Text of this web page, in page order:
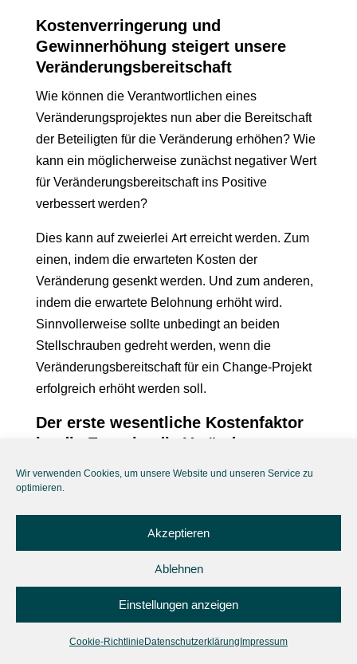
Wir verwenden Cookies, um unsere Website und unseren Service zu
optimieren.
Akzeptieren
Ablehnen
Einstellungen anzeigen
Cookie-RichtlinieDatenschutzerklärungImpressum
Kostenverringerung und
Gewinnerhöhung steigert unsere
Veränderungsbereitschaft
Wie können die Verantwortlichen eines
Veränderungsprojektes nun aber die Bereitschaft
der Beteiligten für die Veränderung erhöhen? Wie
kann ein möglicherweise zunächst negativer Wert
für Veränderungsbereitschaft ins Positive
verbessert werden?
Dies kann auf zweierlei Art erreicht werden. Zum
einen, indem die erwarteten Kosten der
Veränderung gesenkt werden. Und zum anderen,
indem die erwartete Belohnung erhöht wird.
Sinnvollerweise sollte unbedingt an beiden
Stellschrauben gedreht werden, wenn die
Veränderungsbereitschaft für ein Change-Projekt
erfolgreich erhöht werden soll.
Der erste wesentliche Kostenfaktor
ist die Energie, die Veränderung
Der erste wichtige Kostenfaktor von Veränderung
ist, wie bereits bei Regel 1 dargestellt, die Energie
die Veränderung benötigt. Und an dieser Stelle
muss verhindert werden!“. Das Erlernen neuer
Verhaltensweisen und Kompetenzen erfordert
umfangreiche Umstrukturierungen in unserem
Gehirn. Die Änderungen von jahrelang